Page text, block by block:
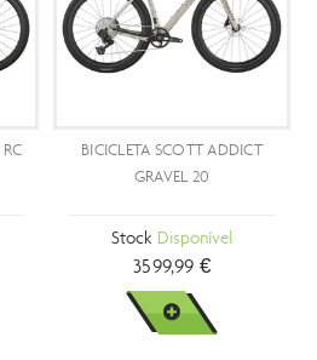
BICICLETA SCOTT ADDICT
GRAVEL 20
Disponível
3599,99 €
VER MAIS